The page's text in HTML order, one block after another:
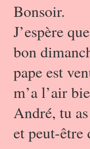
Bonsoir.
J’espère
bon
pape est
m’a l’air
André, tu
et peut-être